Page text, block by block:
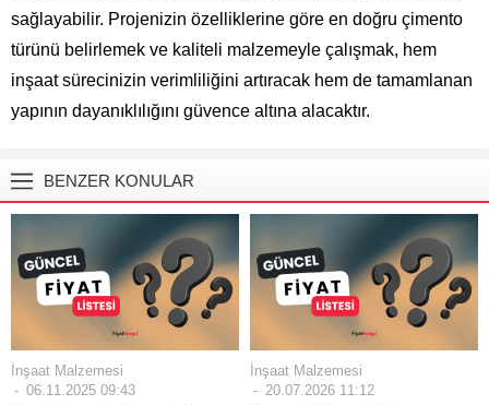
sağlayabilir. Projenizin özelliklerine göre en doğru çimento
türünü belirlemek ve kaliteli malzemeyle çalışmak, hem
inşaat sürecinizin verimliliğini artıracak hem de tamamlanan
yapının dayanıklılığını güvence altına alacaktır.
BENZER KONULAR
İnşaat Malzemesi
06.11.2025 09:43
İnşaat Malzemesi
20.07.2026 11:12